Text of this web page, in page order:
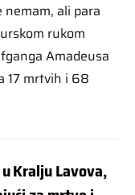
nemam, ali para
rukom
Amadeusa
17 mrtvih i 68
Kralju Lavova,